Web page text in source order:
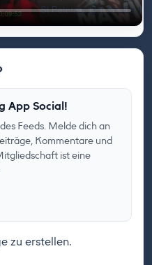
App Social!
Feeds. Melde dich an
Kommentare und
ist eine
zu erstellen.